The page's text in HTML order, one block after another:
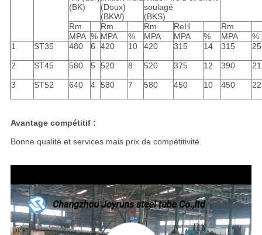
(BK)
(Doux)
(BKW)
soulagé
(BKS)
Rm Rm Rm ReH
Rm
MPA % MPA % MPA MPA % MPA
%
1
ST35 480 6 420 10 420 315 14 315 25
2 ST45 580 5 520 8 520 375 12 390 21
3 ST52 640 4 580 7 580 450 10 450 22
Avantage compétitif :
Bonne qualité et services mais prix de compétitivité.